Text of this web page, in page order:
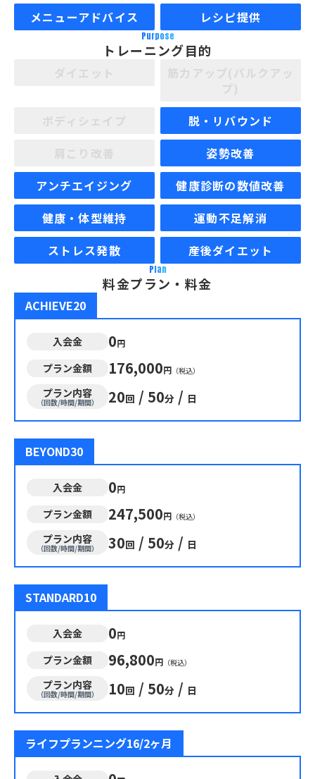
メニューアドバイス
レシピ提供
Purpose
トレーニング目的
脱・リバウンド
姿勢改善
アンチエイジング
健康診断の数値改善
健康・体型維持
運動不足解消
ストレス発散
産後ダイエット
Plan
料金プラン・料金
ACHIEVE20
入会金 0円
プラン金額 176,000円 （税込）
プラン内容
（回数/時間/期間） 20回 / 50分 / 日
BEYOND30
入会金 0円
プラン金額 247,500円 （税込）
プラン内容
（回数/時間/期間） 30回 / 50分 / 日
STANDARD10
入会金 0円
プラン金額 96,800円 （税込）
プラン内容
（回数/時間/期間） 10回 / 50分 / 日
ライフプランニング16/2ヶ月